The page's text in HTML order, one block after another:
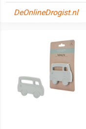
DeOnlineDrogist.nl